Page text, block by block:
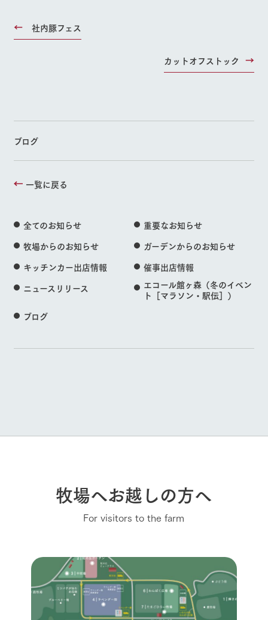
社内豚フェス
カットオフストック
ブログ
一覧に戻る
全てのお知らせ
重要なお知らせ
牧場からのお知らせ
ガーデンからのお知らせ
キッチンカー出店情報
催事出店情報
ニュースリリース
エコール館ヶ森（冬のイベン
ト［マラソン・駅伝］）
ブログ
牧場へお越しの方へ
For visitors to the farm